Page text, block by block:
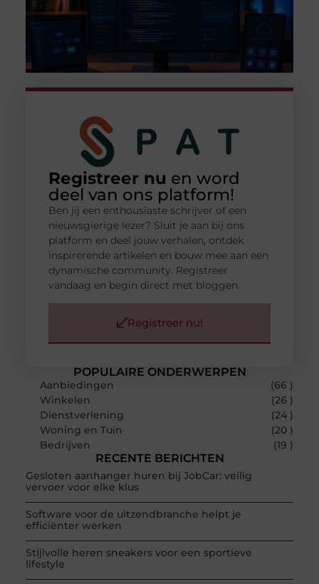
POPULAIRE ONDERWERPEN
Aanbiedingen
(66 )
Winkelen
(26 )
Dienstverlening
(24 )
Woning en Tuin
(20 )
Bedrijven
(19 )
RECENTE BERICHTEN
Gesloten aanhanger huren bij JobCar: veilig
vervoer voor elke klus
Software voor de uitzendbranche helpt je
efficiënter werken
Stijlvolle heren sneakers voor een sportieve
lifestyle
Registreer nu en word
deel van ons platform!
Ben jij een enthousiaste schrijver of een
nieuwsgierige lezer? Sluit je aan bij ons
platform en deel jouw verhalen, ontdek
inspirerende artikelen en bouw mee aan een
dynamische community. Registreer
vandaag en begin direct met bloggen.
Registreer nu!